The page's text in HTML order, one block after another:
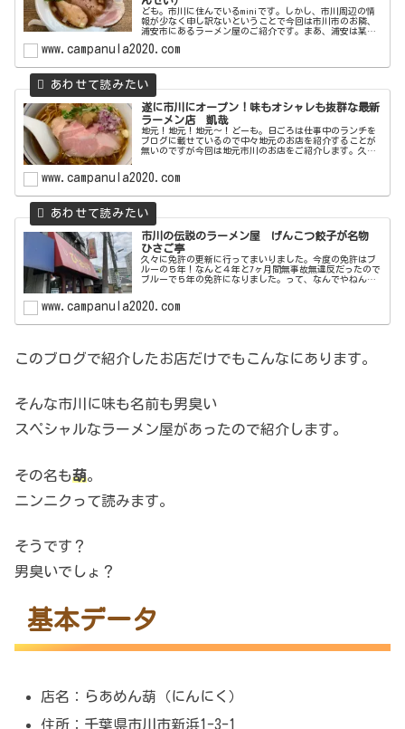
ども。市川に住んでいるminiです。しかし、市川周辺の情
報が少なく申し訳ないということで今回は市川市のお隣、
浦安市にあるラーメン屋のご紹介です。まあ、浦安は某夢
では浦安は今でも市川です...
www.campanula2020.com
遂に市川にオープン！味もオシャレも抜群な最新
ラーメン店 凱哉
地元！地元！地元～！どーも。日ごろは仕事中のランチを
ブログに載せているので中々地元のお店を紹介することが
無いのですが今回は地元市川のお店をご紹介します。久し
よ。新店を！しかもオシャレ！しか...
www.campanula2020.com
市川の伝説のラーメン屋 げんこつ餃子が名物
ひさご亭
久々に免許の更新に行ってまいりました。今度の免許はブ
ルーの５年！なんと４年と7ヶ月間無事故無違反だったので
ブルーで５年の免許になりました。って、なんでやねん！
ールド免許は5年間お預けにな...
www.campanula2020.com
このブログで紹介したお店だけでもこんなにあります。
そんな市川に味も名前も男臭い
スペシャルなラーメン屋があったので紹介します。
その名も葫。
ニンニクって読みます。
そうです？
男臭いでしょ？
基本データ
店名：らあめん葫（にんにく）
住所：千葉県市川市新浜1-3-1